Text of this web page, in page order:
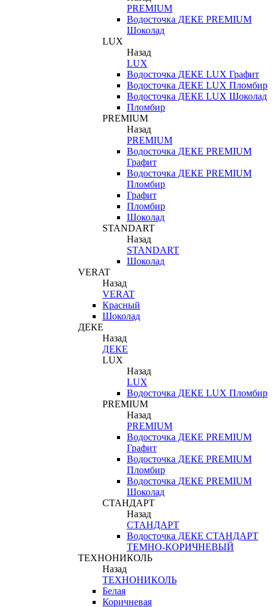
PREMIUM
Водосточка ДЕКЕ PREMIUM
Шоколад
LUX
Назад
LUX
Водосточка ДЕКЕ LUX Графит
Водосточка ДЕКЕ LUX Пломбир
Водосточка ДЕКЕ LUX Шоколад
Пломбир
PREMIUM
Назад
PREMIUM
Водосточка ДЕКЕ PREMIUM
Графит
Водосточка ДЕКЕ PREMIUM
Пломбир
Графит
Пломбир
Шоколад
STANDART
Назад
STANDART
Шоколад
VERAT
Назад
VERAT
Красный
Шоколад
ДЕКЕ
Назад
ДЕКЕ
LUX
Назад
LUX
Водосточка ДЕКЕ LUX Пломбир
PREMIUM
Назад
PREMIUM
Водосточка ДЕКЕ PREMIUM
Графит
Водосточка ДЕКЕ PREMIUM
Пломбир
Водосточка ДЕКЕ PREMIUM
Шоколад
СТАНДАРТ
Назад
СТАНДАРТ
Водосточка ДЕКЕ СТАНДАРТ
ТЕМНО-КОРИЧНЕВЫЙ
ТЕХНОНИКОЛЬ
Назад
ТЕХНОНИКОЛЬ
Белая
Коричневая